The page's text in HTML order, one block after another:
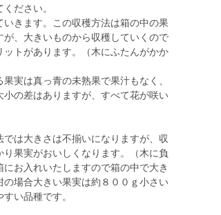
ださい。
きます。この収穫方法は箱の中の果
、大きいものから収穫していくので
トがあります。（木にふたんがかか
実は真っ青の未熟果で果汁もなく、
の差はありますが、すべて花が咲い
は大きさは不揃いになりますが、収
果実がおいしくなります。（木に負
お入れいたしますので箱の中で大き
場合大きい果実は約８００ｇ小さい
い品種です。